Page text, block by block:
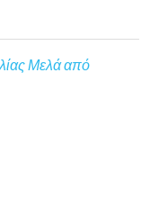
Μελά από